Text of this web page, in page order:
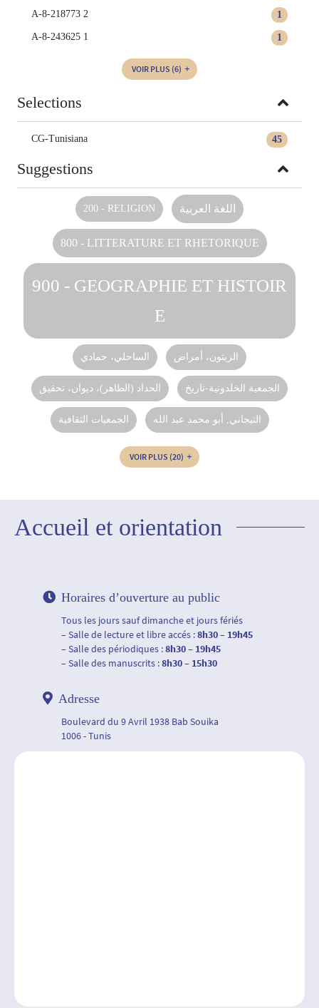
1
A-8-218773 2
1
A-8-243625 1
VOIR PLUS (6)
Selections
45
CG-Tunisiana
Suggestions
200 - RELIGION اللغة العربية
800 - LITTERATURE ET RHETORIQUE
900 - GEOGRAPHIE ET HISTOIR
E
الساحلي، حمادي الزيتون، أمراض
الحداد (الطاهر)، ديوان، تحقيق الجمعية الخلدونية-تاريخ
الجمعيات الثقافية التيجاني, أبو محمد عبد الله
VOIR PLUS (20)
Accueil et orientation
Horaires d’ouverture au public
Tous les jours sauf dimanche et jours fériés
– Salle de lecture et libre accés :8h30 – 19h45
– Salle des périodiques :8h30 – 19h45
– Salle des manuscrits :8h30 – 15h30
Adresse
Boulevard du 9 Avril 1938 Bab Souika
1006 - Tunis